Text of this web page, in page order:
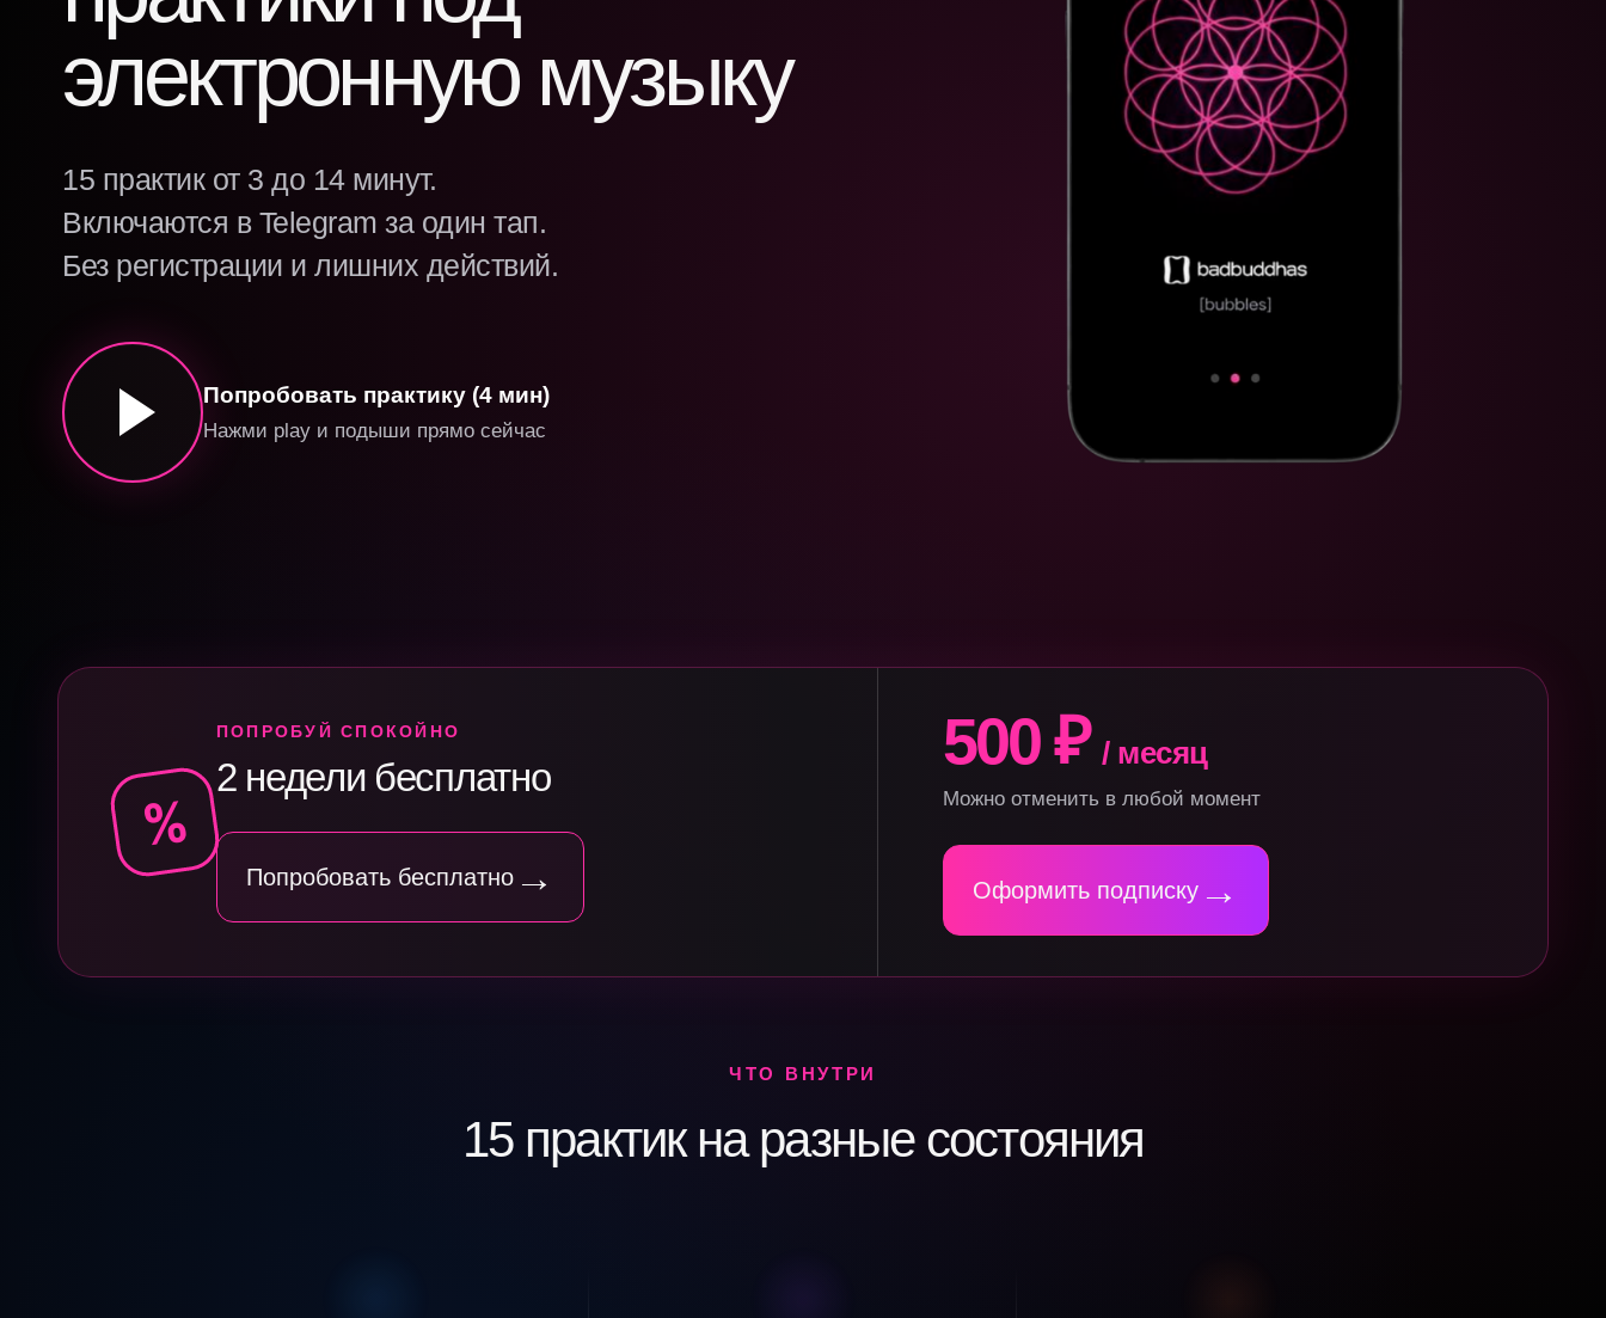
электронную музыку
15 практик от 3 до 14 минут.
Включаются в Telegram за один тап.
Без регистрации и лишних действий.
Попробовать практику (4 мин)
Нажми play и подыши прямо сейчас
%
ПОПРОБУЙ СПОКОЙНО
2 недели бесплатно
Попробовать бесплатно →
500 ₽/ месяц
Можно отменить в любой момент
Оформить подписку →
ЧТО ВНУТРИ
15 практик на разные состояния